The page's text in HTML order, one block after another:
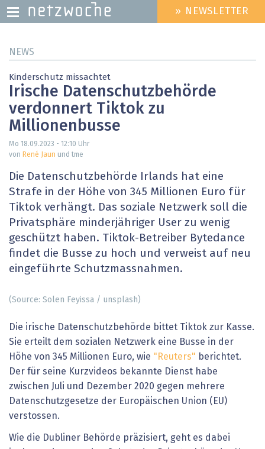
zum
HEADER
MENU
» NEWSLETTER
NEWS
Kinderschutz missachtet
Irische Datenschutzbehörde
verdonnert Tiktok zu
Millionenbusse
Mo 18.09.2023 - 12:10 Uhr
von René Jaun und tme
Die Datenschutzbehörde Irlands hat eine
Strafe in der Höhe von 345 Millionen Euro für
Tiktok verhängt. Das soziale Netzwerk soll die
Privatsphäre minderjähriger User zu wenig
geschützt haben. Tiktok-Betreiber Bytedance
findet die Busse zu hoch und verweist auf neu
eingeführte Schutzmassnahmen.
(Source: Solen Feyissa / unsplash)
Die irische Datenschutzbehörde bittet Tiktok zur Kasse.
Sie erteilt dem sozialen Netzwerk eine Busse in der
Höhe von 345 Millionen Euro, wie "Reuters" berichtet.
Der für seine Kurzvideos bekannte Dienst habe
zwischen Juli und Dezember 2020 gegen mehrere
Datenschutzgesetze der Europäischen Union (EU)
verstossen.
Wie die Dubliner Behörde präzisiert, geht es dabei